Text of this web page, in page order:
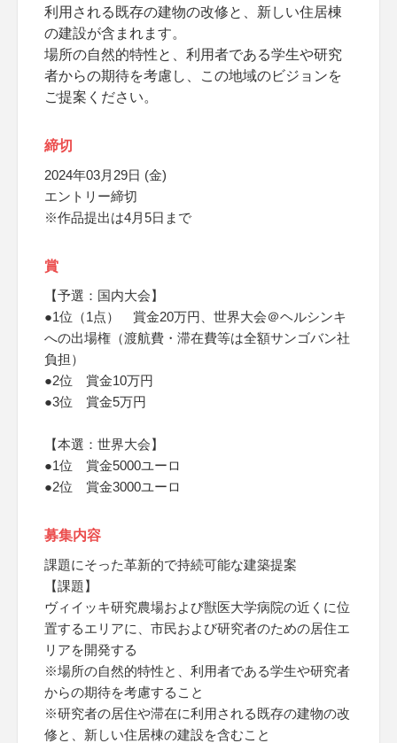
利用される既存の建物の改修と、新しい住居棟
の建設が含まれます。
場所の自然的特性と、利用者である学生や研究
者からの期待を考慮し、この地域のビジョンを
ご提案ください。
締切
2024年03月29日 (金)
エントリー締切
※作品提出は4月5日まで
賞
【予選：国内大会】
●1位（1点） 賞金20万円、世界大会＠ヘルシンキ
への出場権（渡航費・滞在費等は全額サンゴバン社
負担）​
●2位 賞金10万円
●3位 賞金5万円
【本選：世界大会】
●1位 賞金5000ユーロ
●2位 賞金3000ユーロ
募集内容
課題にそった革新的で持続可能な建築提案
【課題】
ヴィイッキ研究農場および獣医大学病院の近くに位
置するエリアに、市民および研究者のための居住エ
リアを開発する
※場所の自然的特性と、利用者である学生や研究者
からの期待を考慮すること
※研究者の居住や滞在に利用される既存の建物の改
修と、新しい住居棟の建設を含むこと